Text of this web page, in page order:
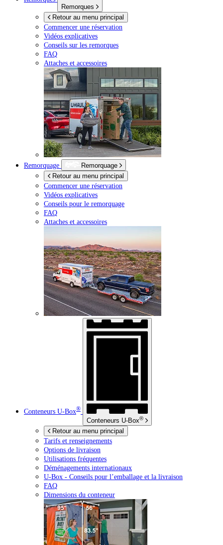
Remorques
Retour au menu principal
Commencer une réservation
Vidéos explicatives
Conseils sur les remorques
FAQ
Attaches et accessoires
Remorquage
Remorquage
Retour au menu principal
Commencer une réservation
Vidéos explicatives
Conseils pour le remorquage
FAQ
Attaches et accessoires
Conteneurs U-Box®
Conteneurs U-Box®
Retour au menu principal
Tarifs et renseignements
Options de livraison
Utilisations fréquentes
Déménagements internationaux
U-Box - Conseils pour l’emballage et la livraison
FAQ
Dimensions du conteneur